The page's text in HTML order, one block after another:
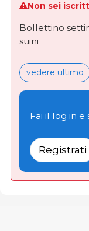
Non sei
Bollettino
suini
vedere ultimo
Fai il log in e
Registrati